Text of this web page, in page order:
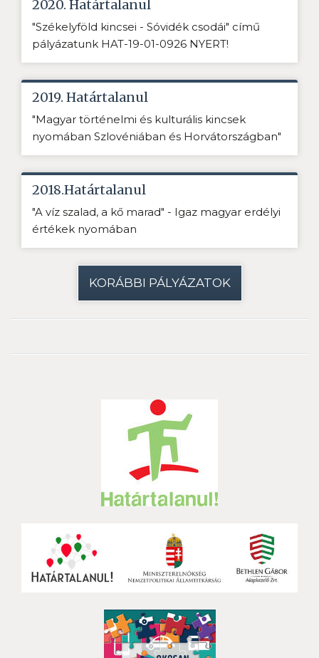
2020. Határtalanul
"Székelyföld kincsei - Sóvidék csodái" című
pályázatunk HAT-19-01-0926 NYERT!
2019. Határtalanul
"Magyar történelmi és kulturális kincsek
nyomában Szlovéniában és Horvátországban"
2018.Határtalanul
"A víz szalad, a kő marad" - Igaz magyar erdélyi
értékek nyomában
KORÁBBI PÁLYÁZATOK